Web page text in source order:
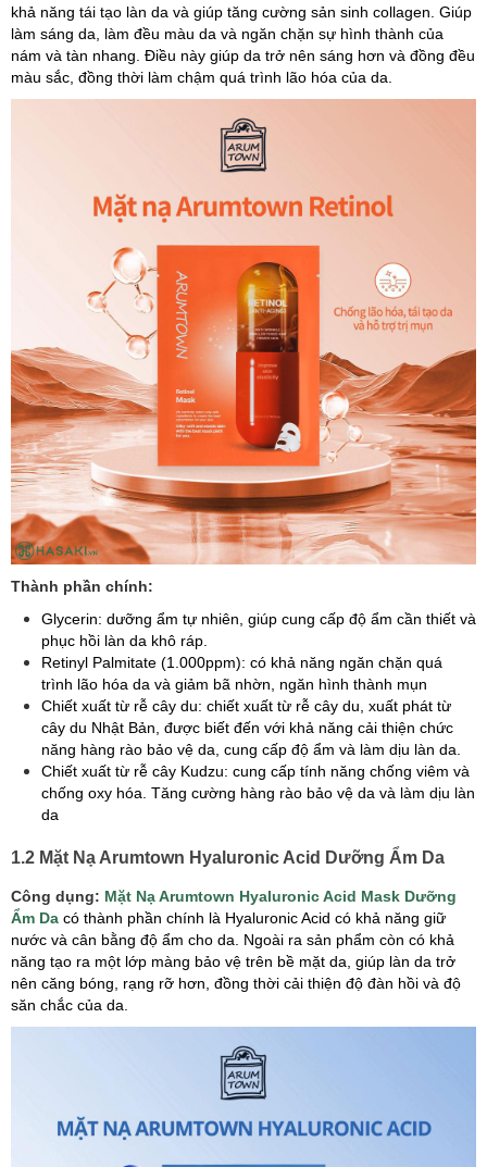
khả năng tái tạo làn da và giúp tăng cường sản sinh collagen. Giúp
làm sáng da, làm đều màu da và ngăn chặn sự hình thành của
nám và tàn nhang. Điều này giúp da trở nên sáng hơn và đồng đều
màu sắc, đồng thời làm chậm quá trình lão hóa của da.
Thành phần chính:
Glycerin: dưỡng ẩm tự nhiên, giúp cung cấp độ ẩm cần thiết và
phục hồi làn da khô ráp.
Retinyl Palmitate (1.000ppm): có khả năng ngăn chặn quá
trình lão hóa da và giảm bã nhờn, ngăn hình thành mụn
Chiết xuất từ rễ cây du: chiết xuất từ rễ cây du, xuất phát từ
cây du Nhật Bản, được biết đến với khả năng cải thiện chức
năng hàng rào bảo vệ da, cung cấp độ ẩm và làm dịu làn da.
Chiết xuất từ rễ cây Kudzu: cung cấp tính năng chống viêm và
chống oxy hóa. Tăng cường hàng rào bảo vệ da và làm dịu làn
da
1.2 Mặt Nạ Arumtown Hyaluronic Acid Dưỡng Ẩm Da
Công dụng: Mặt Nạ Arumtown Hyaluronic Acid Mask Dưỡng
Ẩm Da có thành phần chính là Hyaluronic Acid có khả năng giữ
nước và cân bằng độ ẩm cho da. Ngoài ra sản phẩm còn có khả
năng tạo ra một lớp màng bảo vệ trên bề mặt da, giúp làn da trở
nên căng bóng, rạng rỡ hơn, đồng thời cải thiện độ đàn hồi và độ
săn chắc của da.